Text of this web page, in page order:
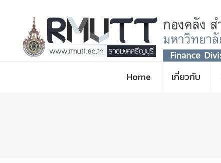
Home เกี่ยวกับ